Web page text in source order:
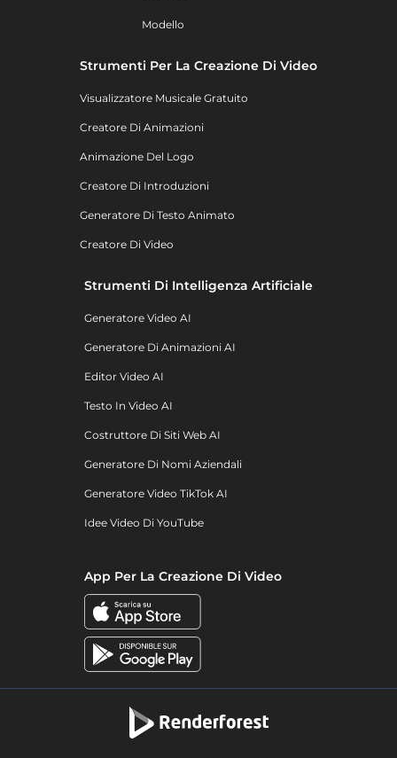
Modello
Strumenti Per La Creazione Di Video
Visualizzatore Musicale Gratuito
Creatore Di Animazioni
Animazione Del Logo
Creatore Di Introduzioni
Generatore Di Testo Animato
Creatore Di Video
Strumenti Di Intelligenza Artificiale
Generatore Video AI
Generatore Di Animazioni AI
Editor Video AI
Testo In Video AI
Costruttore Di Siti Web AI
Generatore Di Nomi Aziendali
Generatore Video TikTok AI
Idee Video Di YouTube
App Per La Creazione Di Video